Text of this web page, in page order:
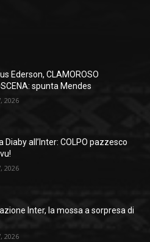
Ederson, CLAMOROSO
spunta Mendes
2026
Diaby all’Inter: COLPO pazzesco
2026
Inter, la mossa a sorpresa di
2026